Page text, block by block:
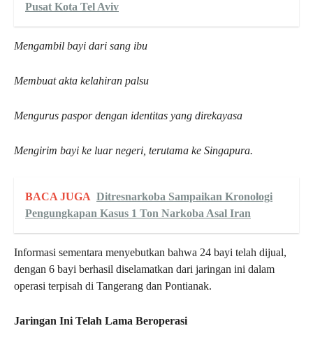
Pusat Kota Tel Aviv
Mengambil bayi dari sang ibu
Membuat akta kelahiran palsu
Mengurus paspor dengan identitas yang direkayasa
Mengirim bayi ke luar negeri, terutama ke Singapura.
BACA JUGA Ditresnarkoba Sampaikan Kronologi
Pengungkapan Kasus 1 Ton Narkoba Asal Iran
Informasi sementara menyebutkan bahwa 24 bayi telah dijual,
dengan 6 bayi berhasil diselamatkan dari jaringan ini dalam
operasi terpisah di Tangerang dan Pontianak.
Jaringan Ini Telah Lama Beroperasi